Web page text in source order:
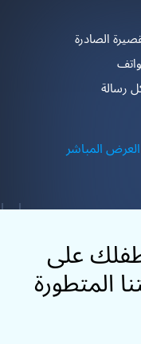
الصادرة
رسالة
العرض المباشر
على
المتطورة